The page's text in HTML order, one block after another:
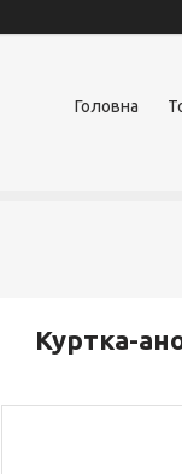
Головна
Куртка-